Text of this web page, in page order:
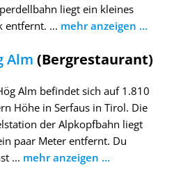
liegt ein kleines
entfernt. ... mehr anzeigen ...
Alm (Bergrestaurant)
Alm befindet sich auf 1.810
Höhe in Serfaus in Tirol. Die
der Alpkopfbahn liegt
paar Meter entfernt. Du
... mehr anzeigen ...